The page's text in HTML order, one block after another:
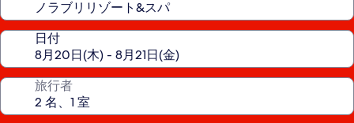
日付
旅行者